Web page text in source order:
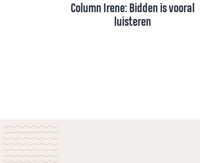
Column Irene: Bidden is vooral
luisteren